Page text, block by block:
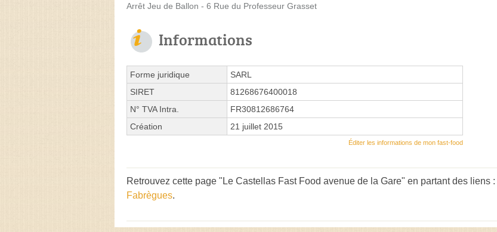
Arrêt Jeu de Ballon - 6 Rue du Professeur Grasset
Informations
Forme juridique
SARL
SIRET
81268676400018
N° TVA Intra.
FR30812686764
Création
21 juillet 2015
Éditer les informations de mon fast-food
Retrouvez cette page "Le Castellas Fast Food avenue de la Gare" en partant des liens :
Fabrègues.